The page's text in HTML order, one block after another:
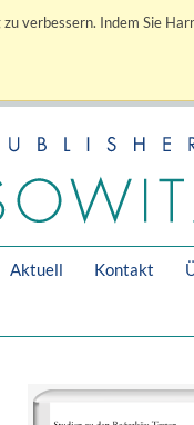
verbessern. Indem Sie
Aktuell Kontakt